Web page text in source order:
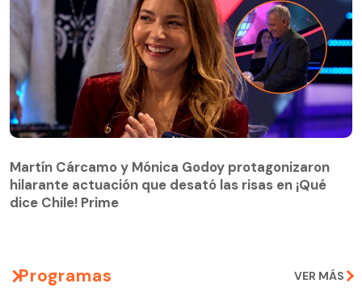
hilarante actuación que desató las risas en ¡Qué
dice Chile! Prime
Martín Cárcamo y Mónica Godoy protagonizaron
hilarante actuación que desató las risas en ¡Qué
dice Chile! Prime
Programas VER MÁS